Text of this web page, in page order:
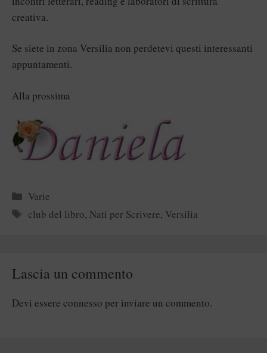
creativa.
Se siete in zona Versilia non perdetevi questi interessanti
appuntamenti.
Alla prossima
Categorie
Varie
Tag
club del libro, Nati per Scrivere, Versilia
Lascia un commento
Devi essere connesso per inviare un commento.